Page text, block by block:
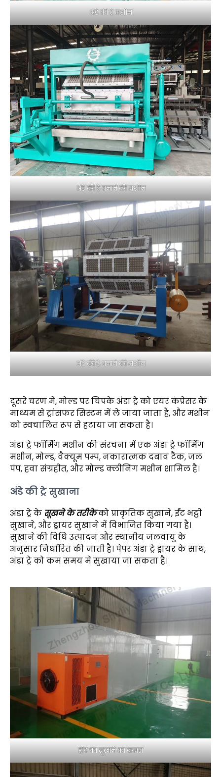
अंडे की ट्रे मशीन
अंडे की ट्रे बनाने की मशीन
अंडे की ट्रे बनाने की मशीन
दूसरे चरण में, मोल्ड पर चिपके अंडा ट्रे को एयर कंप्रेसर के
माध्यम से ट्रांसफर सिस्टम में ले जाया जाता है, और मशीन
को स्वचालित रूप से हटाया जा सकता है।
अंडा ट्रे फॉर्मिंग मशीन की संरचना में एक अंडा ट्रे फॉर्मिंग
मशीन, मोल्ड, वैक्यूम पम्प, नकारात्मक दबाव टैंक, जल
पंप, हवा संग्रहीत, और मोल्ड क्लीनिंग मशीन शामिल है।
अंडे की ट्रे सुखाना
अंडा ट्रे के सूखने के तरीकेको प्राकृतिक सुखाने, ईंट भट्ठी
सुखाने, और ड्रायर सुखाने में विभाजित किया गया है।
सुखाने की विधि उत्पादन और स्थानीय जलवायु के
अनुसार निर्धारित की जाती है। पेपर अंडा ट्रे ड्रायर के साथ,
अंडा ट्रे को कम समय में सुखाया जा सकता है।
हीट पंप सुखाने का कमरा